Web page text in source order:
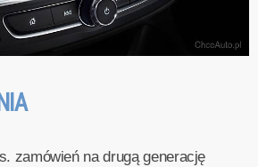
zamówień na drugą generację